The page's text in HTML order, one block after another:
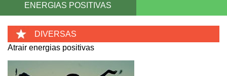
ENERGIAS POSITIVAS
DIVERSAS
Atrair energias positivas